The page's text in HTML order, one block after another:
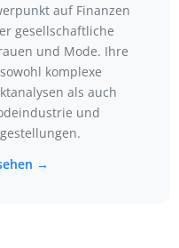
auf Finanzen
gesellschaftliche
und Mode. Ihre
komplexe
als auch
und
→